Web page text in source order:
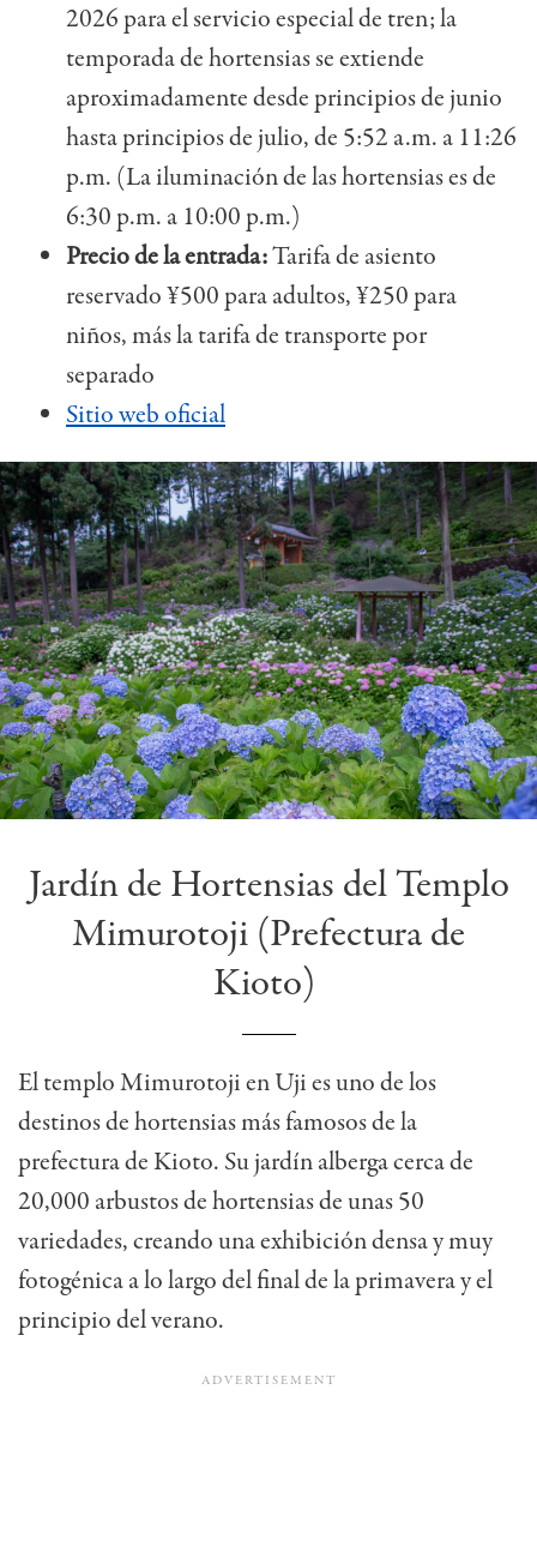
2026 para el servicio especial de tren; la
temporada de hortensias se extiende
aproximadamente desde principios de junio
hasta principios de julio, de 5:52 a.m. a 11:26
p.m. (La iluminación de las hortensias es de
6:30 p.m. a 10:00 p.m.)
Precio de la entrada:Tarifa de asiento
reservado ¥500 para adultos, ¥250 para
niños, más la tarifa de transporte por
separado
Sitio web oficial
Jardín de Hortensias del Templo
Mimurotoji (Prefectura de
Kioto)
El templo Mimurotoji en Uji es uno de los
destinos de hortensias más famosos de la
prefectura de Kioto. Su jardín alberga cerca de
20,000 arbustos de hortensias de unas 50
variedades, creando una exhibición densa y muy
fotogénica a lo largo del final de la primavera y el
principio del verano.